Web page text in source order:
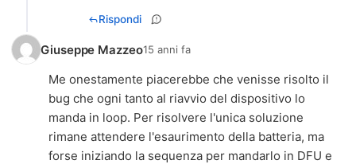
Rispondi
Giuseppe Mazzeo15 anni fa
Me onestamente piacerebbe che venisse risolto il
bug che ogni tanto al riavvio del dispositivo lo
manda in loop. Per risolvere l'unica soluzione
rimane attendere l'esaurimento della batteria, ma
forse iniziando la sequenza per mandarlo in DFU e